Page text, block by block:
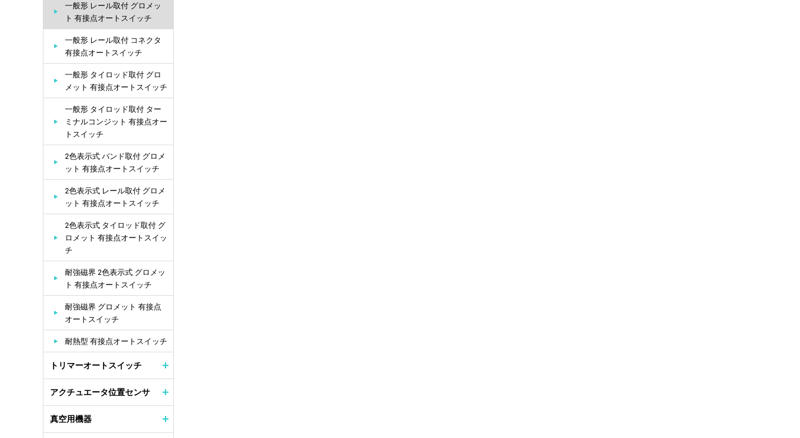
一般形 レール取付 グロメッ
ト 有接点オートスイッチ
一般形 レール取付 コネクタ
有接点オートスイッチ
一般形 タイロッド取付 グロ
メット 有接点オートスイッチ
一般形 タイロッド取付 ター
ミナルコンジット 有接点オー
トスイッチ
2色表示式 バンド取付 グロメ
ット 有接点オートスイッチ
2色表示式 レール取付 グロメ
ット 有接点オートスイッチ
2色表示式 タイロッド取付 グ
ロメット 有接点オートスイッ
チ
耐強磁界 2色表示式 グロメッ
ト 有接点オートスイッチ
耐強磁界 グロメット 有接点
オートスイッチ
耐熱型 有接点オートスイッチ
トリマーオートスイッチ
アクチュエータ位置センサ
真空用機器